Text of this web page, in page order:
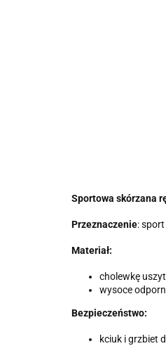
Sportowa skórzana
Przeznaczenie: sport
Materiał:
cholewkę
wysoce
Bezpieczeństwo:
kciuk i grzbiet